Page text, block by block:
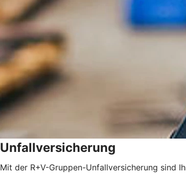
Unfallversicherung
Mit der R+V-Gruppen-Unfallversicherung sind